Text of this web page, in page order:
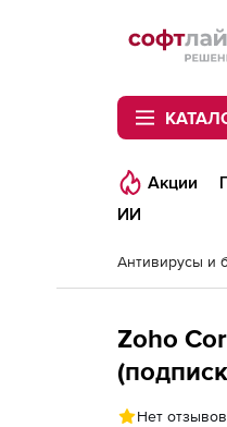
Softline
Акции
ИИ
Антивирусы и
Zoho
Servers
Нет отзывов